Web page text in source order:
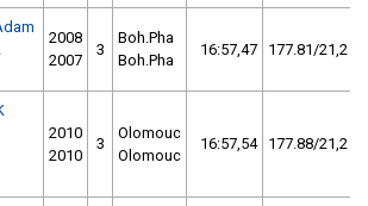
2008
2007
3
Boh.Pha
Boh.Pha
16:57,47 177.81/21,2
2010
2010
3
Olomouc
Olomouc
16:57,54 177.88/21,2